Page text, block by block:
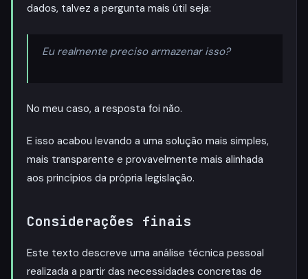
dados, talvez a pergunta mais útil seja:
Eu realmente preciso armazenar isso?
No meu caso, a resposta foi não.
E isso acabou levando a uma solução mais simples,
mais transparente e provavelmente mais alinhada
aos princípios da própria legislação.
Considerações finais
Este texto descreve uma análise técnica pessoal
realizada a partir das necessidades concretas de